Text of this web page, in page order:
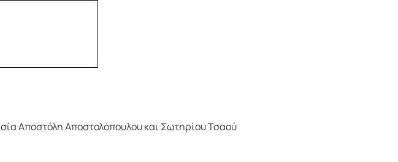
Αποστόλη Αποστολόπουλου και Σωτηρίου Τσαού